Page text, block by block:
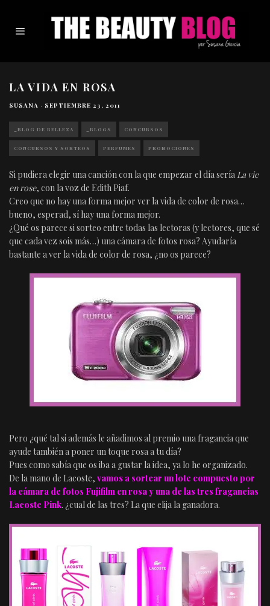
LA VIDA EN ROSA
SUSANA · SEPTIEMBRE 23, 2011
_BLOG DE BELLEZA _BLOGS CONCURSOS
CONCURSOS Y SORTEOS PERFUMES PROMOCIONES
Si pudiera elegir una canción con la que empezar el día sería La vie
en rose, con la voz de Edith Piaf.
Creo que no hay una forma mejor ver la vida de color de rosa…
bueno, esperad, sí hay una forma mejor.
¿Qué os parece si sorteo entre todas las lectoras (y lectores, que sé
que cada vez sois más…) una cámara de fotos rosa? Ayudaría
bastante a ver la vida de color de rosa, ¿no os parece?
Pero ¿qué tal si además le añadimos al premio una fragancia que
ayude también a poner un toque rosa a tu día?
Pues como sabía que os iba a gustar la idea, ya lo he organizado.
De la mano de Lacoste, vamos a sortear un lote compuesto por
la cámara de fotos Fujifilm en rosa y una de las tres fragancias
Lacoste Pink. ¿cual de las tres? La que elija la ganadora.